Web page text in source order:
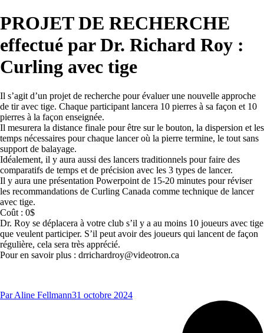
PROJET DE RECHERCHE
effectué par Dr. Richard Roy :
Curling avec tige
Il s’agit d’un projet de recherche pour évaluer une nouvelle approche
de tir avec tige. Chaque participant lancera 10 pierres à sa façon et 10
pierres à la façon enseignée.
Il mesurera la distance finale pour être sur le bouton, la dispersion et les
temps nécessaires pour chaque lancer où la pierre termine, le tout sans
support de balayage.
Idéalement, il y aura aussi des lancers traditionnels pour faire des
comparatifs de temps et de précision avec les 3 types de lancer.
Il y aura une présentation Powerpoint de 15-20 minutes pour réviser
les recommandations de Curling Canada comme technique de lancer
avec tige.
Coût : 0$
Dr. Roy se déplacera à votre club s’il y a au moins 10 joueurs avec tige
que veulent participer. S’il peut avoir des joueurs qui lancent de façon
régulière, cela sera très apprécié.
Pour en savoir plus : drrichardroy@videotron.ca
ParAline Fellmann31 octobre 2024